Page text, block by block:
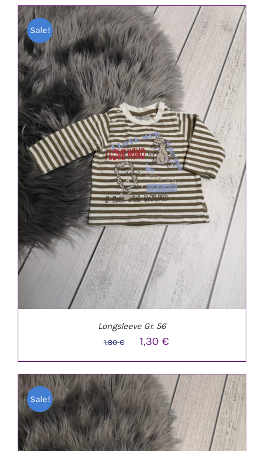
IN DEN WARENKORB / DETAILS
war:
1,80 €
1,00 €.
Sale!
Longsleeve Gr. 56
1,80€
Ursprünglicher
Preis
war:
1,80 €
1,30€
Preis
ist:
1,30 €.
Sale!